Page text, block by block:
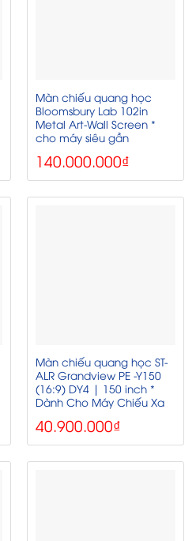
Màn chiếu quang học
Bloomsbury Lab 102in
Metal Art‑Wall Screen *
cho máy siêu gần
140.000.000₫
Màn chiếu quang học ST-
ALR Grandview PE -Y150
(16:9) DY4 | 150 inch *
Dành Cho Máy Chiếu Xa
40.900.000₫